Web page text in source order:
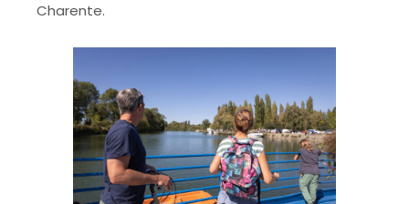
Charente.